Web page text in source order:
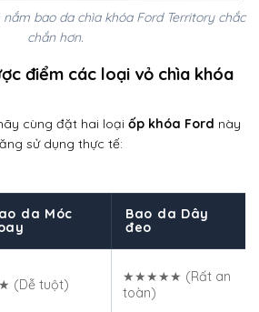
bao da chìa khóa Ford Territory chắc
chắn hơn.
điểm các loại vỏ chìa khóa
cùng đặt hai loại ốp khóa Ford này
sử dụng thực tế:
da Móc
Bao da Dây
đeo
(Dễ tuột)
★★★★★ (Rất an
toàn)